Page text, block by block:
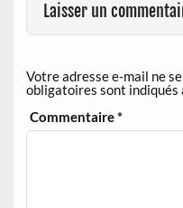
Laisser un
Votre adresse e-mail ne
obligatoires sont indiqués
Commentaire*